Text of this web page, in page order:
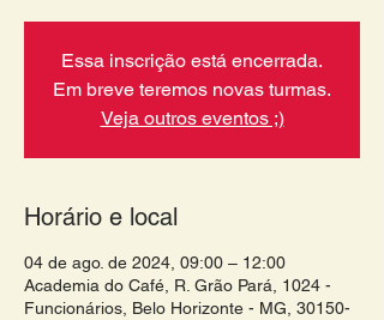
Essa inscrição está encerrada.
Em breve teremos novas turmas.
Veja outros eventos ;)
Horário e local
04 de ago. de 2024, 09:00 – 12:00
Academia do Café, R. Grão Pará, 1024 -
Funcionários, Belo Horizonte - MG, 30150-